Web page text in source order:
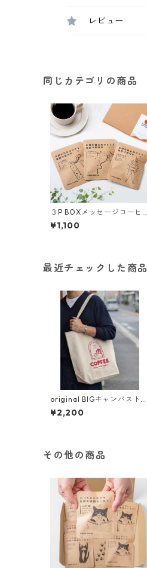
レビュー
同じカテゴリの商品
３P BOXメッセージコーヒ
ーギフト｜送料無料・税込
【ポスト投函】ドリップバ
ス・デカフェ/和紅茶
¥1,100
最近チェックした商品
original BIGキャンバストー
トバッグ
¥2,200
その他の商品